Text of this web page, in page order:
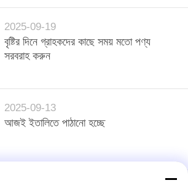
2025-09-19
বৃষ্টির দিনে গ্রাহকদের কাছে সময় মতো পণ্য
সরবরাহ করুন
2025-09-13
আজই ইতালিতে পাঠানো হচ্ছে